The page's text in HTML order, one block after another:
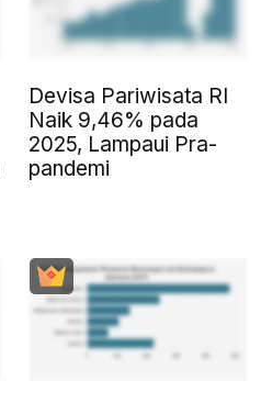
Devisa Pariwisata RI
Naik 9,46% pada
2025, Lampaui Pra-
pandemi